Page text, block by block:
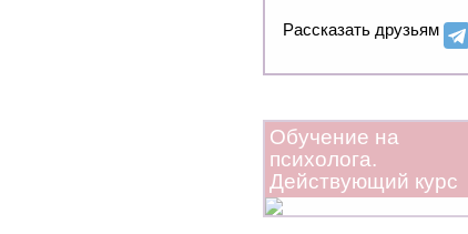
Рассказать друзьям
Обучение на
психолога.
Действующий курс